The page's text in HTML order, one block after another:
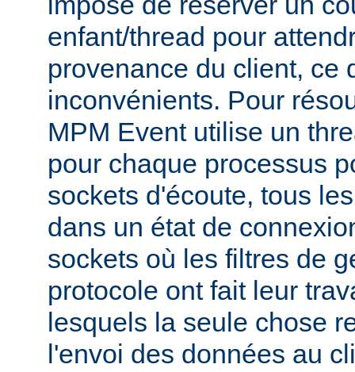
enfant/thread pour
provenance du client, ce
inconvénients. Pour
MPM Event utilise un
pour chaque processus
sockets d'écoute, tous
dans un état de
sockets où les filtres de
protocole ont fait leur
lesquels la seule chose
l'envoi des données au